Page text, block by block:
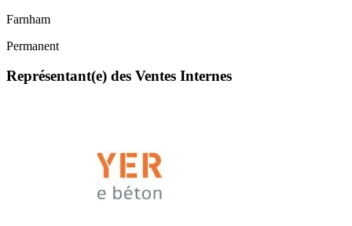
Farnham
Permanent
Représentant(e) des Ventes Internes